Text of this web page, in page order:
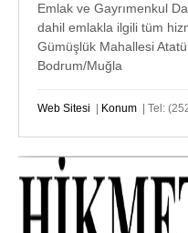
Emlak ve Gayrımenkul
dahil emlakla ilgili tüm
Gümüşlük Mahallesi
Bodrum/Muğla
Web Sitesi Konum | Tel: